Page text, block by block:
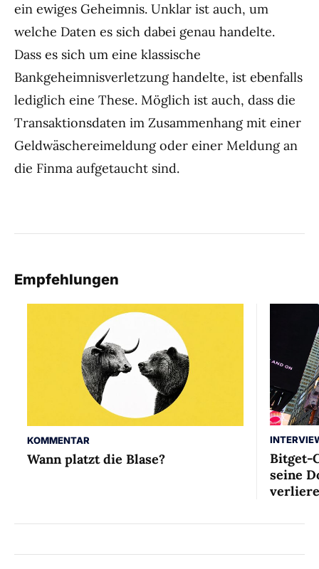
ein ewiges Geheimnis. Unklar ist auch, um
welche Daten es sich dabei genau handelte.
Dass es sich um eine klassische
Bankgeheimnisverletzung handelte, ist ebenfalls
lediglich eine These. Möglich ist auch, dass die
Transaktionsdaten im Zusammenhang mit einer
Geldwäschereimeldung oder einer Meldung an
die Finma aufgetaucht sind.
Empfehlungen
KOMMENTAR
Wann platzt die Blase?
Bitget-
seine